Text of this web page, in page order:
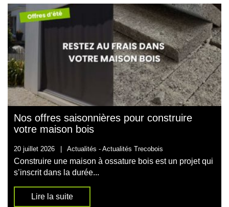
Nos offres saisonnières pour construire
votre maison bois
20 juillet 2026 Actualités - Actualités Trecobois
Construire une maison à ossature bois est un projet qui
s’inscrit dans la durée...
Lire la suite